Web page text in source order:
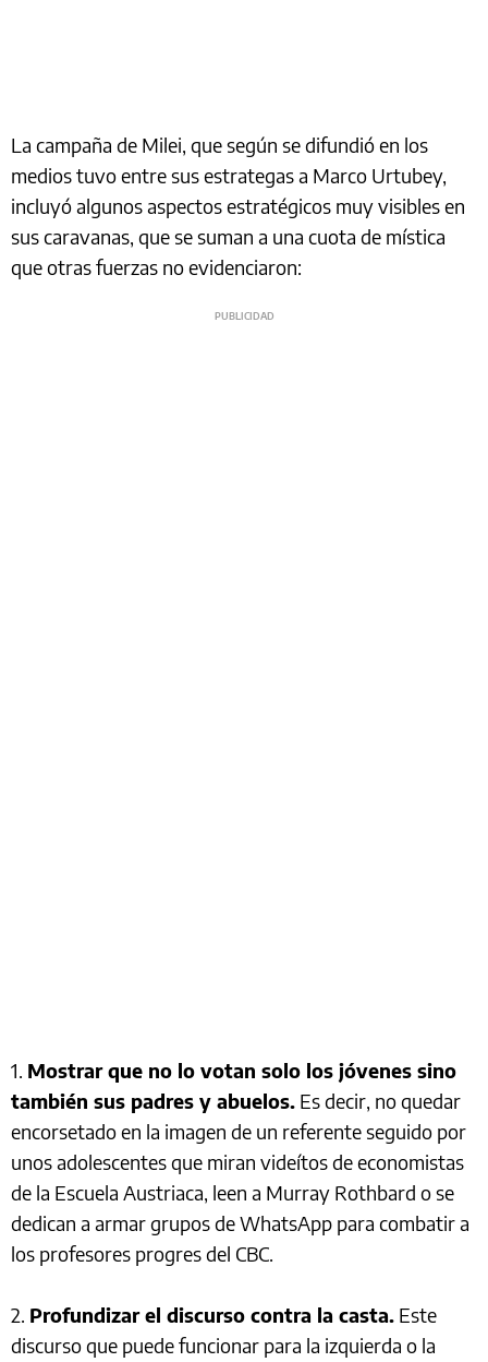
La campaña de Milei, que según se difundió en los
medios tuvo entre sus estrategas a Marco Urtubey,
incluyó algunos aspectos estratégicos muy visibles en
sus caravanas, que se suman a una cuota de mística
que otras fuerzas no evidenciaron:
1. Mostrar que no lo votan solo los jóvenes sino
también sus padres y abuelos. Es decir, no quedar
encorsetado en la imagen de un referente seguido por
unos adolescentes que miran videítos de economistas
de la Escuela Austriaca, leen a Murray Rothbard o se
dedican a armar grupos de WhatsApp para combatir a
los profesores progres del CBC.
2. Profundizar el discurso contra la casta. Este
discurso que puede funcionar para la izquierda o la